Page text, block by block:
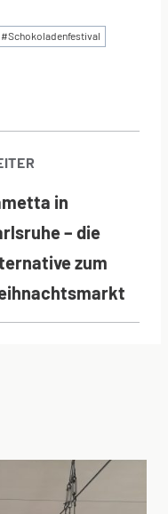
#Schokoladenfestival
in
– die
zum